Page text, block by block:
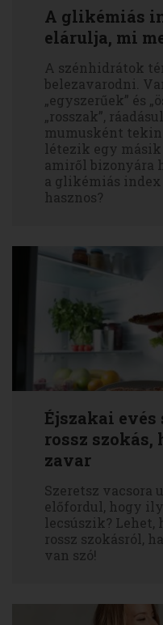
A glikémiás
elárulja, mi
A szénhidrátok
belezavarodni.
„egyszerűek” és
„rosszak”,
mumusként
létezik egy
amiről bizonyára
a glikémiás index
hasznos?
Éjszakai evés
rossz
zavar
Szeretsz vacsora
előfordul, hogy
lecsúszik? Lehet,
rossz szokásról,
van szó!